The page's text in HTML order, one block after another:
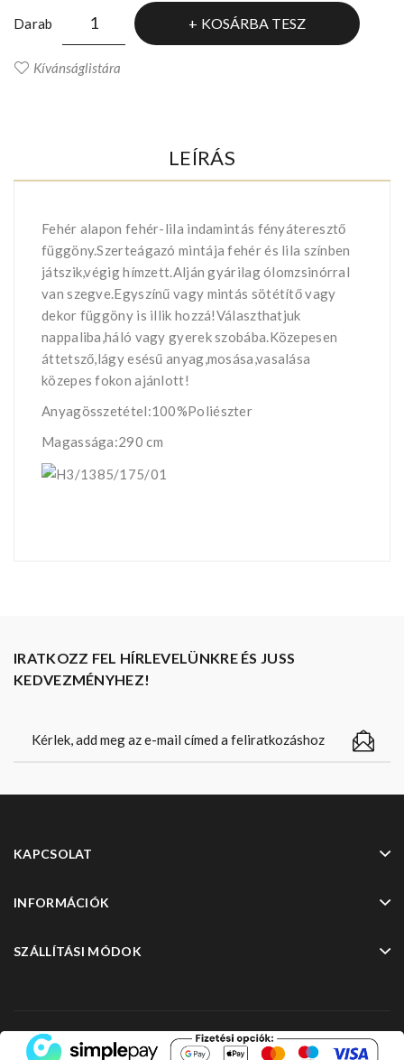
Darab KOSÁRBA TESZ
Kívánságlistára
LEÍRÁS
Fehér alapon fehér-lila indamintás fényáteresztő
függöny.Szerteágazó mintája fehér és lila színben
játszik,végig hímzett.Alján gyárilag ólomzsinórral
van szegve.Egyszínű vagy mintás sötétítő vagy
dekor függöny is illik hozzá!Választhatjuk
nappaliba,háló vagy gyerek szobába.Közepesen
áttetsző,lágy esésű anyag,mosása,vasalása
közepes fokon ajánlott!
Anyagösszetétel:100%Poliészter
Magassága:290 cm
IRATKOZZ FEL HÍRLEVELÜNKRE ÉS JUSS
KEDVEZMÉNYHEZ!
KAPCSOLAT
INFORMÁCIÓK
SZÁLLÍTÁSI MÓDOK